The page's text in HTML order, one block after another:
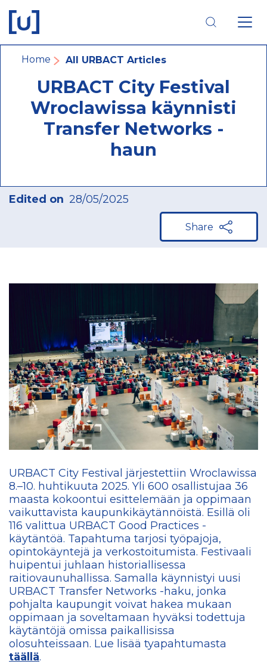
main
navigation
main
content
footer
navigation
Breadcrumb
Home All URBACT Articles
URBACT City Festival
Wroclawissa käynnisti
Transfer Networks -
haun
Edited on 28/05/2025
Share
URBACT City Festival järjestettiin Wroclawissa
8.–10. huhtikuuta 2025. Yli 600 osallistujaa 36
maasta kokoontui esittelemään ja oppimaan
vaikuttavista kaupunkikäytännöistä. Esillä oli
116 valittua URBACT Good Practices -
käytäntöä. Tapahtuma tarjosi työpajoja,
opintokäyntejä ja verkostoitumista. Festivaali
huipentui juhlaan historiallisessa
raitiovaunuhallissa. Samalla käynnistyi uusi
URBACT Transfer Networks -haku, jonka
pohjalta kaupungit voivat hakea mukaan
oppimaan ja soveltamaan hyväksi todettuja
käytäntöjä omissa paikallisissa
olosuhteissaan. Lue lisää tyapahtumasta
täällä.